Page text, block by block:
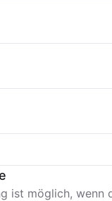
ist möglich,